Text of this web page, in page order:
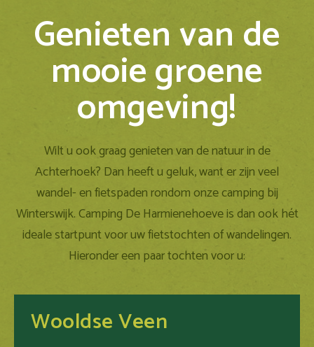
Genieten van de
mooie groene
omgeving!
Wilt u ook graag genieten van de natuur in de
Achterhoek? Dan heeft u geluk, want er zijn veel
wandel- en fietspaden rondom onze camping bij
Winterswijk. Camping De Harmienehoeve is dan ook hét
ideale startpunt voor uw fietstochten of wandelingen.
Hieronder een paar tochten voor u:
Wooldse Veen